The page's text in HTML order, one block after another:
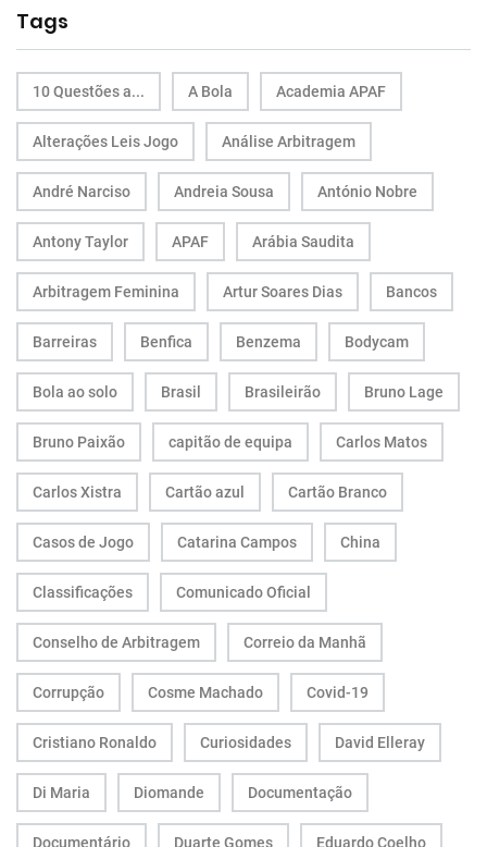
Tags
10 Questões a... A Bola Academia APAF
Alterações Leis Jogo Análise Arbitragem
André Narciso Andreia Sousa António Nobre
Antony Taylor APAF Arábia Saudita
Arbitragem Feminina Artur Soares Dias Bancos
Barreiras Benfica Benzema Bodycam
Bola ao solo Brasil Brasileirão Bruno Lage
Bruno Paixão capitão de equipa Carlos Matos
Carlos Xistra Cartão azul Cartão Branco
Casos de Jogo Catarina Campos China
Classificações Comunicado Oficial
Conselho de Arbitragem Correio da Manhã
Corrupção Cosme Machado Covid-19
Cristiano Ronaldo Curiosidades David Elleray
Di Maria Diomande Documentação
Documentário Duarte Gomes Eduardo Coelho